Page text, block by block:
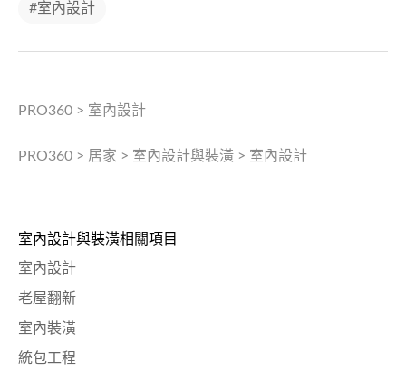
#室內設計
PRO360 > 室內設計
PRO360 > 居家 > 室內設計與裝潢 > 室內設計
室內設計與裝潢相關項目
室內設計
老屋翻新
室內裝潢
統包工程